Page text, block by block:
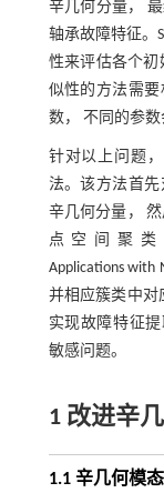
辛几何分量，
轴承故障特征。
性来评估各个初
似性的方法需
数， 不同的参数
针对以上问题
法。该方法首
辛几何分量，
点空间聚类法
Applications with
并相应簇类中对
实现故障特征
敏感问题。
1 改进辛
1.1 辛几何模